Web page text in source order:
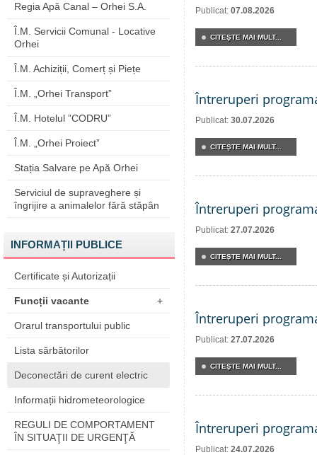
Regia Apă Canal – Orhei S.A.
Î.M. Servicii Comunal - Locative
Orhei
Î.M. Achiziții, Comerț și Piețe
Î.M. „Orhei Transport”
Î.M. Hotelul ”CODRU”
Î.M. „Orhei Proiect”
Stația Salvare pe Apă Orhei
Serviciul de supraveghere și
îngrijire a animalelor fără stăpân
INFORMAȚII PUBLICE
Certificate și Autorizații
Funcții vacante +
Orarul transportului public
Lista sărbătorilor
Deconectări de curent electric
Informații hidrometeorologice
REGULI DE COMPORTAMENT
ÎN SITUAŢII DE URGENŢĂ
Publicat: 07.08.2026
CITEŞTE MAI MULT...
Întreruperi
Publicat: 30.07.2026
CITEŞTE MAI MULT...
Întreruperi
Publicat: 27.07.2026
CITEŞTE MAI MULT...
Întreruperi
Publicat: 27.07.2026
CITEŞTE MAI MULT...
Întreruperi
Publicat: 24.07.2026